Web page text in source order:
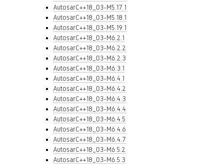
AutosarC++18_03-M5.17.1
AutosarC++18_03-M5.18.1
AutosarC++18_03-M5.19.1
AutosarC++18_03-M6.2.1
AutosarC++18_03-M6.2.2
AutosarC++18_03-M6.2.3
AutosarC++18_03-M6.3.1
AutosarC++18_03-M6.4.1
AutosarC++18_03-M6.4.2
AutosarC++18_03-M6.4.3
AutosarC++18_03-M6.4.4
AutosarC++18_03-M6.4.5
AutosarC++18_03-M6.4.6
AutosarC++18_03-M6.4.7
AutosarC++18_03-M6.5.2
AutosarC++18_03-M6.5.3